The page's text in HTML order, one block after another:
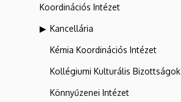
Koordinációs Intézet
Kancellária
Kémia Koordinációs Intézet
Kollégiumi Kulturális Bizottságok
Könnyűzenei Intézet